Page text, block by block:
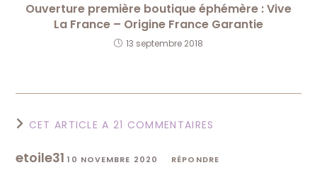
Ouverture première boutique éphémère : Vive
La France – Origine France Garantie
13 septembre 2018
CET ARTICLE A 21 COMMENTAIRES
etoile31 10 NOVEMBRE 2020 RÉPONDRE